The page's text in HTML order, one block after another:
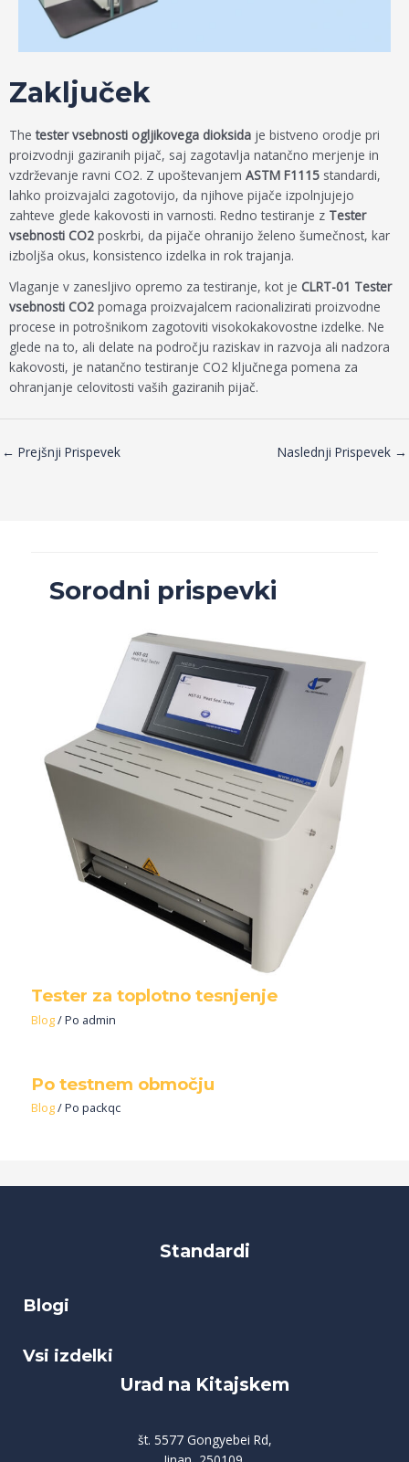
Zaključek
Thetester vsebnosti ogljikovega dioksida je bistveno orodje pri
proizvodnji gaziranih pijač, saj zagotavlja natančno merjenje in
vzdrževanje ravni CO2. Z upoštevanjem ASTM F1115 standardi,
lahko proizvajalci zagotovijo, da njihove pijače izpolnjujejo
zahteve glede kakovosti in varnosti. Redno testiranje z Tester
vsebnosti CO2 poskrbi, da pijače ohranijo želeno šumečnost, kar
izboljša okus, konsistenco izdelka in rok trajanja.
Vlaganje v zanesljivo opremo za testiranje, kot je CLRT-01 Tester
vsebnosti CO2 pomaga proizvajalcem racionalizirati proizvodne
procese in potrošnikom zagotoviti visokokakovostne izdelke. Ne
glede na to, ali delate na področju raziskav in razvoja ali nadzora
kakovosti, je natančno testiranje CO2 ključnega pomena za
ohranjanje celovitosti vaših gaziranih pijač.
← Prejšnji Prispevek Naslednji Prispevek →
Sorodni prispevki
Tester za toplotno tesnjenje
Blog/ Po admin
Po testnem območju
Blog/ Popackqc
Standardi
Blogi
Vsi izdelki
Urad na Kitajskem
št. 5577 Gongyebei Rd,